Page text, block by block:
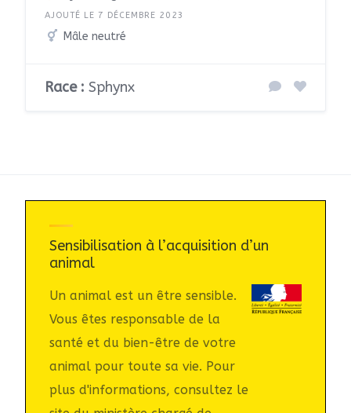
AJOUTÉ LE 7 DÉCEMBRE 2023
Mâle neutré
Race : Sphynx
Sensibilisation à l’acquisition d’un
animal
Un animal est un être sensible.
Vous êtes responsable de la
santé et du bien-être de votre
animal pour toute sa vie. Pour
plus d'informations, consultez le